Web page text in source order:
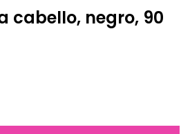
cabello, negro, 90